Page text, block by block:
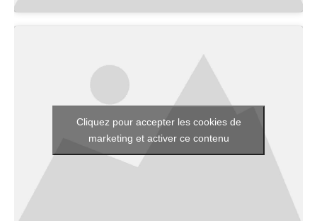
Cliquez pour accepter les cookies de
marketing et activer ce contenu